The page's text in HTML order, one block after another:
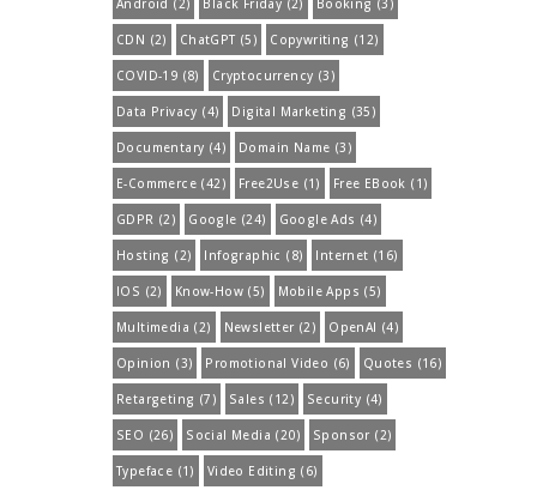
CDN (2) ChatGPT (5) Copywriting (12)
COVID-19 (8) Cryptocurrency (3)
Data Privacy (4) Digital Marketing (35)
Documentary (4) Domain Name (3)
E-Commerce (42) Free2Use (1) Free EBook (1)
GDPR (2) Google (24) Google Ads (4)
Hosting (2) Infographic (8) Internet (16)
IOS (2) Know-How (5) Mobile Apps (5)
Multimedia (2) Newsletter (2) OpenAI (4)
Opinion (3) Promotional Video (6) Quotes (16)
Retargeting (7) Sales (12) Security (4)
SEO (26) Social Media (20) Sponsor (2)
Typeface (1) Video Editing (6)